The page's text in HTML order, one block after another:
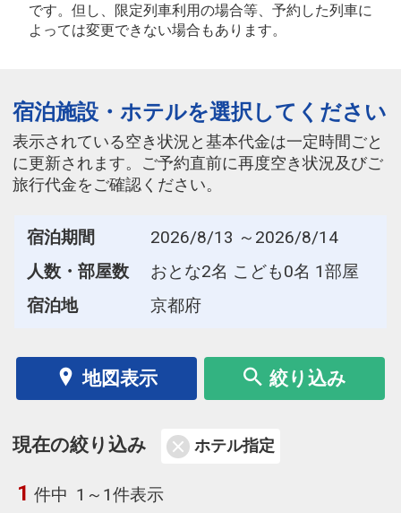
です。但し、限定列車利用の場合等、予約した列車に
よっては変更できない場合もあります。
宿泊施設・ホテルを選択してください
表示されている空き状況と基本代金は一定時間ごと
に更新されます。ご予約直前に再度空き状況及びご
旅行代金をご確認ください。
宿泊期間
2026/8/13 ～2026/8/14
人数・部屋数
おとな2名 こども0名 1部屋
宿泊地
京都府
地図表示 絞り込み
現在の絞り込み ホテル指定
1 件中 1～1件表示